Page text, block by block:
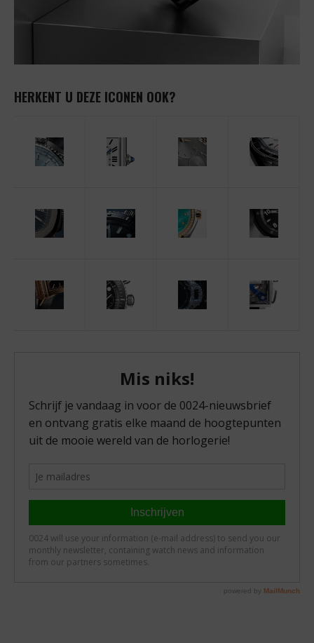
HERKENT U DEZE ICONEN OOK?